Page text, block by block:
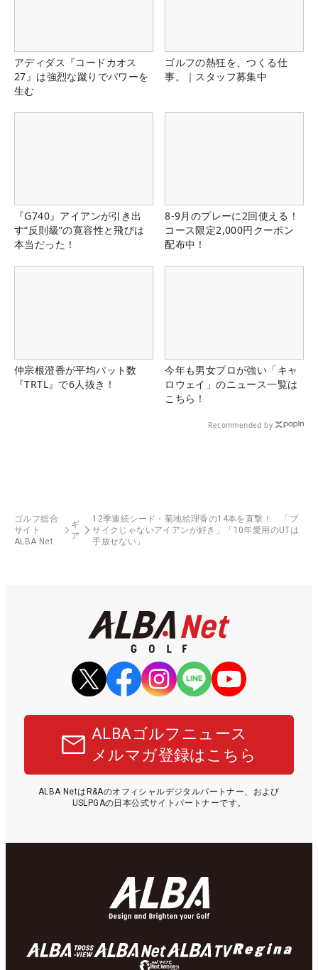
アディダス『コードカオス
27』は強烈な蹴りでパワーを
生む
ゴルフの熱狂を、つくる仕
事。｜スタッフ募集中
『G740』アイアンが引き出
す“反則級”の寛容性と飛びは
本当だった！
8-9月のプレーに2回使える！
コース限定2,000円クーポン
配布中！
仲宗根澄香が平均パット数
『TRTL』で6人抜き！
今年も男女プロが強い「キャ
ロウェイ」のニュース一覧は
こちら！
Recommended by
ゴルフ総合
サイト
ALBA Net
ギ
ア
12季連続シード・菊地絵理香の14本を直撃！ 「ブ
サイクじゃないアイアンが好き」「10年愛用のUTは
手放せない」
ALBAゴルフニュース
メルマガ登録はこちら
ALBA NetはR&Aのオフィシャルデジタルパートナー、および
USLPGAの日本公式サイトパートナーです。